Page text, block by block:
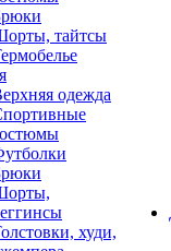
тайтсы
одежда
худи,